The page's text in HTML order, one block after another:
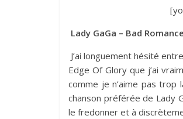
Lady GaGa – Bad Romance
J’ai longuement hésité entre
Edge Of Glory que j’ai
comme je n’aime pas trop
chanson préférée de Lady
le fredonner et à